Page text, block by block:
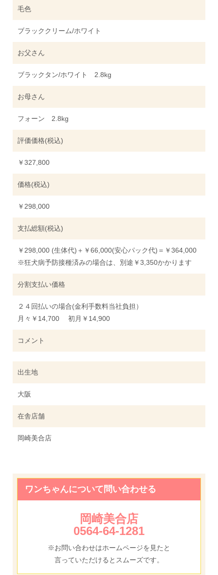
毛色
ブラッククリーム/ホワイト
お父さん
ブラックタン/ホワイト 2.8kg
お母さん
フォーン 2.8kg
評価価格(税込)
￥327,800
価格(税込)
￥298,000
支払総額(税込)
￥298,000 (生体代)＋￥66,000(安心パック代)＝￥364,000
※狂犬病予防接種済みの場合は、別途￥3,350かかります
分割支払い価格
２４回払いの場合(金利手数料当社負担）
月々￥14,700 初月￥14,900
コメント
出生地
大阪
在舎店舗
岡崎美合店
ワンちゃんについて問い合わせる
岡崎美合店
0564-64-1281
※お問い合わせはホームページを見たと
言っていただけるとスムーズです。